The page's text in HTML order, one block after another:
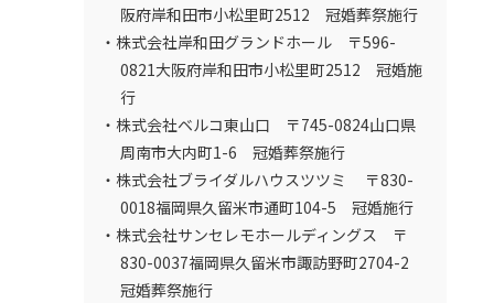
阪府岸和田市小松里町2512 冠婚葬祭施行
・株式会社岸和田グランドホール 〒596-
0821大阪府岸和田市小松里町2512 冠婚施
行
・株式会社ベルコ東山口 〒745-0824山口県
周南市大内町1-6 冠婚葬祭施行
・株式会社ブライダルハウスツツミ 〒830-
0018福岡県久留米市通町104-5 冠婚施行
・株式会社サンセレモホールディングス 〒
830-0037福岡県久留米市諏訪野町2704-2
冠婚葬祭施行